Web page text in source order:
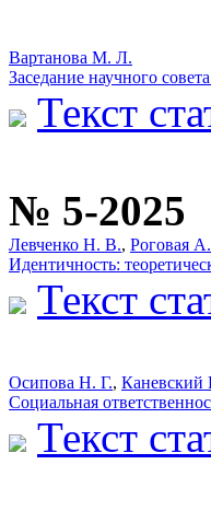
Вартанова М. Л.
Заседание научного
Текст
№ 5-2025
Левченко Н. В., Роговая
Идентичность:
Текст
Осипова Н. Г., Каневский
Социальная
Текст